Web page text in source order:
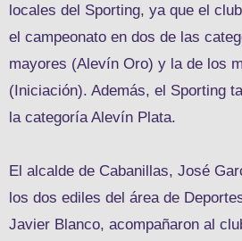
locales del Sporting, ya que el
el campeonato en dos de las
mayores (Alevín Oro) y la de los
(Iniciación). Además, el Sporting
la categoría Alevín Plata.
El alcalde de Cabanillas, José
los dos ediles del área de
Javier Blanco, acompañaron al